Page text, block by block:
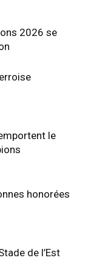
2026 se
le
honorées
de l’Est